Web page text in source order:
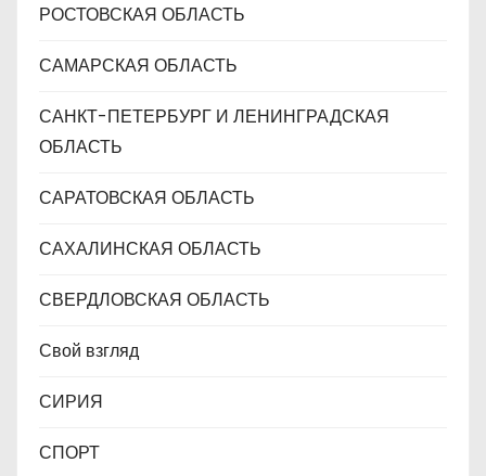
РОСТОВСКАЯ ОБЛАСТЬ
САМАРСКАЯ ОБЛАСТЬ
САНКТ-ПЕТЕРБУРГ И ЛЕНИНГРАДСКАЯ
ОБЛАСТЬ
САРАТОВСКАЯ ОБЛАСТЬ
САХАЛИНСКАЯ ОБЛАСТЬ
СВЕРДЛОВСКАЯ ОБЛАСТЬ
Свой взгляд
СИРИЯ
СПОРТ